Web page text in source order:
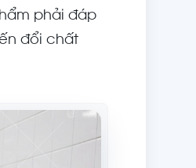
phải đáp
đổi chất